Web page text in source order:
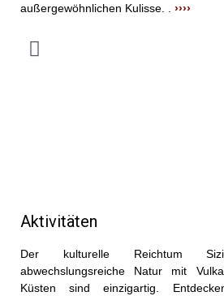
außergewöhnlichen Kulisse. . ››››
Aktivitäten
Der kulturelle Reichtum
abwechslungsreiche Natur mit
Küsten sind einzigartig.